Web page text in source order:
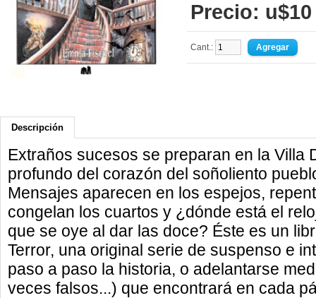
Precio: u$10
Cant.:
Descripción
Extraños sucesos se preparan en la Villa
profundo del corazón del soñoliento
Mensajes aparecen en los espejos,
congelan los cuartos y ¿dónde está el
que se oye al dar las doce? Éste es un
Terror, una original serie de suspenso e
paso a paso la historia, o adelantarse
veces falsos...) que encontrará en cada